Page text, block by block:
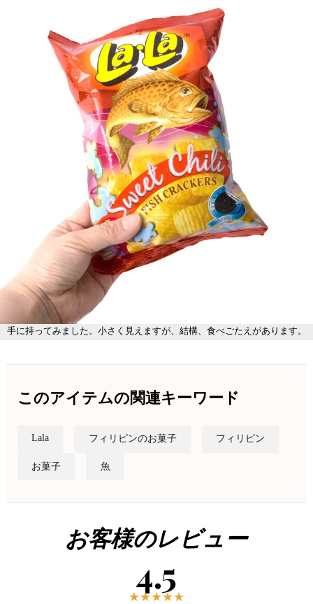
手に持ってみました。小さく見えますが、結構、食べごたえがあります。
このアイテムの関連キーワード
Lala フィリピンのお菓子 フィリピン
お菓子 魚
お客様のレビュー
4.5
★★★★★